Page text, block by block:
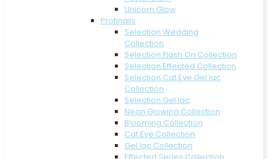
Unicorn Glow
Profinails
Selection Wedding
Collection
Selection Flash On Collection
Selection Effected Collection
Selection Cat Eye Gel lac
Collection
Selection Gel lac
Neon Glowing Collection
Blooming Collection
Cat Eye Collection
Gel lac Collection